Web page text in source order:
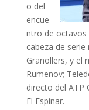
o del
encue
ntro de octavos
cabeza de
Granollers, y el
Rumenov;
directo del ATP
El Espinar.